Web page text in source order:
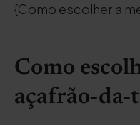
{Como escolher a
Como
açafrão-da-